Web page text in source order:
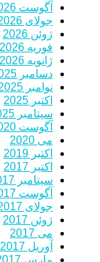
آگوست 2026
جولای 2026
ژوئن 2026
فوریه 2026
ژانویه 2026
دسامبر 2025
نوامبر 2025
اکتبر 2025
سپتامبر 2025
آگوست 2020
می 2020
اکتبر 2019
اکتبر 2017
سپتامبر 2017
آگوست 2017
جولای 2017
ژوئن 2017
می 2017
آوریل 2017
مارس 2017